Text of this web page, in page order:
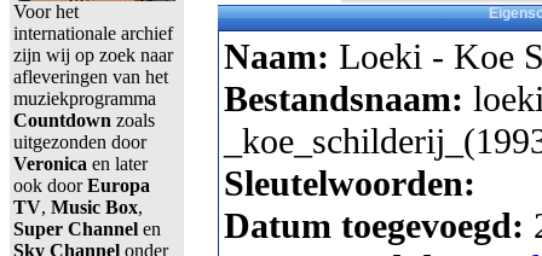
Voor het
internationale archief
zijn wij op zoek naar
afleveringen van het
muziekprogramma
Countdown zoals
uitgezonden door
Veronica en later
ook doorEuropa
TV, Music Box,
Super Channel en
Sky Channel onder
Naam: Loeki - Koe
Bestandsnaam:
Sleutelwoorden:
Datum toegevoegd: